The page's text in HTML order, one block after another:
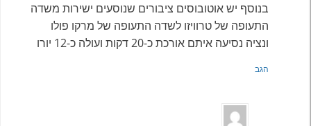
בנוסף יש אוטובוסים ציבורים שנוסעים ישירות משדה
התעופה של טרוויזו לשדה התעופה של מרקו פולו
ונציה נסיעה איתם אורכת כ-20 דקות ועולה כ-12 יורו
הגב